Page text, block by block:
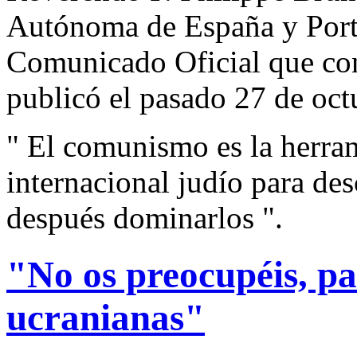
Autónoma de España y
Comunicado Oficial que
publicó el pasado 27 de
" El comunismo es la
internacional judío para
después dominarlos ".
"No os preocupéis,
ucranianas"